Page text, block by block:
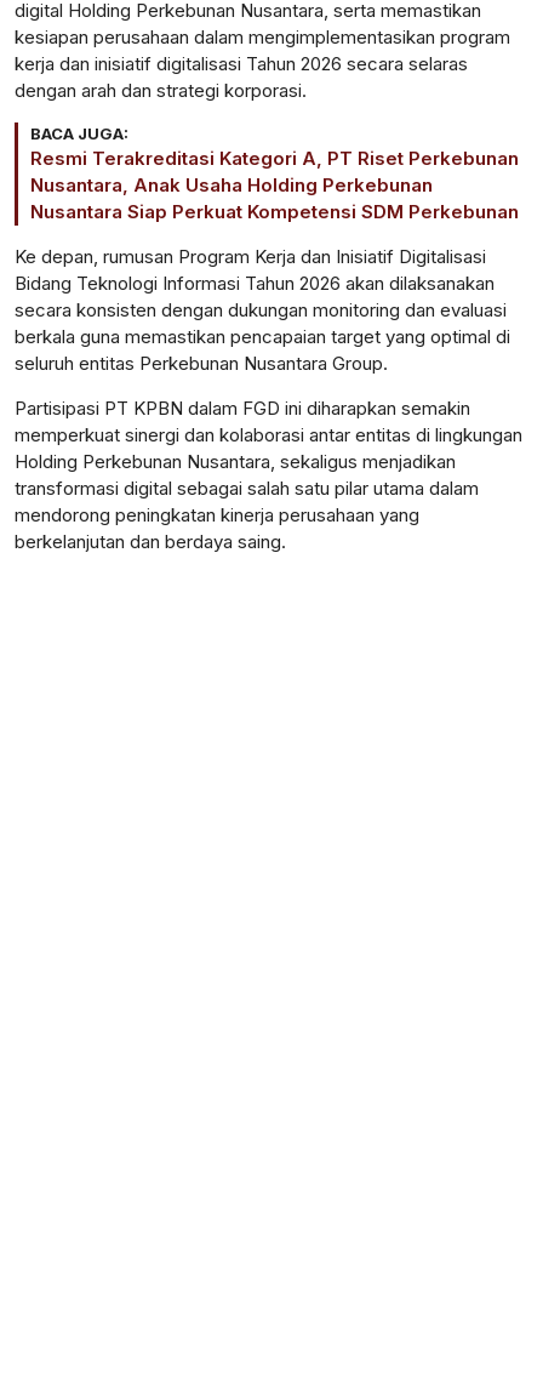
digital Holding Perkebunan Nusantara, serta memastikan
kesiapan perusahaan dalam mengimplementasikan program
kerja dan inisiatif digitalisasi Tahun 2026 secara selaras
dengan arah dan strategi korporasi.
BACA JUGA:
Resmi Terakreditasi Kategori A, PT Riset Perkebunan
Nusantara, Anak Usaha Holding Perkebunan
Nusantara Siap Perkuat Kompetensi SDM Perkebunan
Ke depan, rumusan Program Kerja dan Inisiatif Digitalisasi
Bidang Teknologi Informasi Tahun 2026 akan dilaksanakan
secara konsisten dengan dukungan monitoring dan evaluasi
berkala guna memastikan pencapaian target yang optimal di
seluruh entitas Perkebunan Nusantara Group.
Partisipasi PT KPBN dalam FGD ini diharapkan semakin
memperkuat sinergi dan kolaborasi antar entitas di lingkungan
Holding Perkebunan Nusantara, sekaligus menjadikan
transformasi digital sebagai salah satu pilar utama dalam
mendorong peningkatan kinerja perusahaan yang
berkelanjutan dan berdaya saing.